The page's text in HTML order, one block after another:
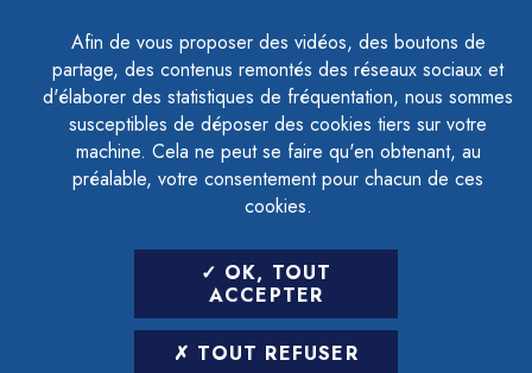
Afin de vous proposer des vidéos, des boutons de
partage, des contenus remontés des réseaux sociaux et
d'élaborer des statistiques de fréquentation, nous sommes
susceptibles de déposer des cookies tiers sur votre
machine. Cela ne peut se faire qu'en obtenant, au
préalable, votre consentement pour chacun de ces
cookies.
OK, TOUT
ACCEPTER
TOUT REFUSER
ACCESSIBILITÉ - PARTIELLEMENT CONFORME
PLAN DU SITE
MENTIONS LÉGALES
CONTACTER LE DÉLÉGUÉ À LA PROTECTION DES DONNÉES
GESTION DES COOKIES
LETTRE D'INFORMATION
SAISIR VOTRE ADRESSE E-MAIL
POUR VOUS INSCRIRE :